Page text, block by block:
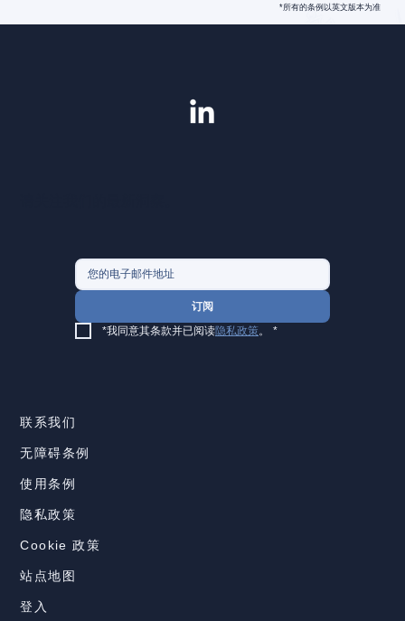
*所有的条例以英文版本为准
订阅
*我同意其条款并已阅读隐私政策。 *
联系我们
无障碍条例
使用条例
隐私政策
Cookie 政策
站点地图
登入